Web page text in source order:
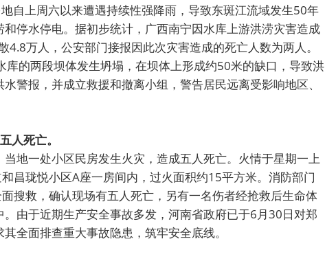
自上周六以来遭遇持续性强降雨，导致东斑江流域发生50年
停水停电。据初步统计，广西南宁因水库上游洪涝灾害造成
4.8万人，公安部门接报因此次灾害造成的死亡人数为两人。
的两段坝体发生坍塌，在坝体上形成约50米的缺口，导致洪
警报，并成立救援和撤离小组，警告居民远离受影响地区、
人死亡。
地一处小区民房发生火灾，造成五人死亡。火情于星期一上
昌珑悦小区A座一房间内，过火面积约15平方米。消防部门
搜救，确认现场有五人死亡，另有一名伤者经抢救后生命体
由于近期生产安全事故多发，河南省政府已于6月30日对郑
全面排查重大事故隐患，筑牢安全底线。